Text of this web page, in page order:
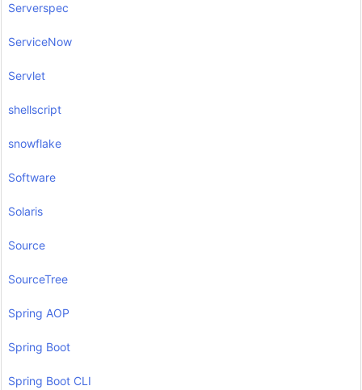
Serverspec
ServiceNow
Servlet
shellscript
snowflake
Software
Solaris
Source
SourceTree
Spring AOP
Spring Boot
Spring Boot CLI